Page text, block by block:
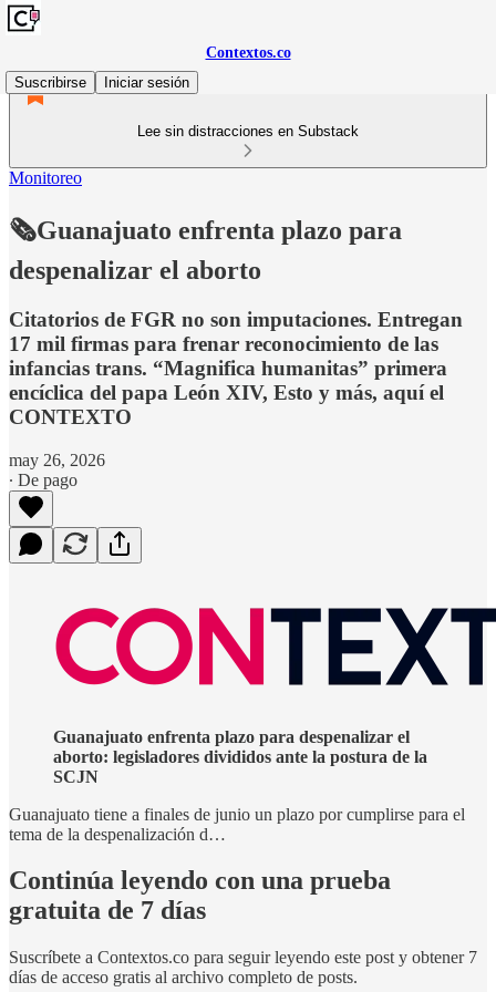
Contextos.co
Suscribirse
Iniciar sesión
Lee sin distracciones en Substack
Monitoreo
🗞️Guanajuato enfrenta plazo para
despenalizar el aborto
Citatorios de FGR no son imputaciones. Entregan
17 mil firmas para frenar reconocimiento de las
infancias trans. “Magnifica humanitas” primera
encíclica del papa León XIV, Esto y más, aquí el
CONTEXTO
may 26, 2026
∙ De pago
Guanajuato enfrenta plazo para despenalizar el
aborto: legisladores divididos ante la postura de la
SCJN
Guanajuato tiene a finales de junio un plazo por cumplirse para el
tema de la despenalización d…
Continúa leyendo con una prueba
gratuita de 7 días
Suscríbete a Contextos.co para seguir leyendo este post y obtener 7
días de acceso gratis al archivo completo de posts.